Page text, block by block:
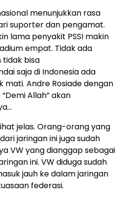
menunjukkan rasa
suporter dan pengamat.
lama penyakit PSSI makin
empat. Tidak ada
tidak bisa
saja di Indonesia ada
mati. Andre Rosiade dengan
Allah” akan
jelas. Orang-orang yang
jaringan ini juga sudah
VW yang dianggap sebagai
ini. VW diduga sudah
jauh ke dalam jaringan
federasi.